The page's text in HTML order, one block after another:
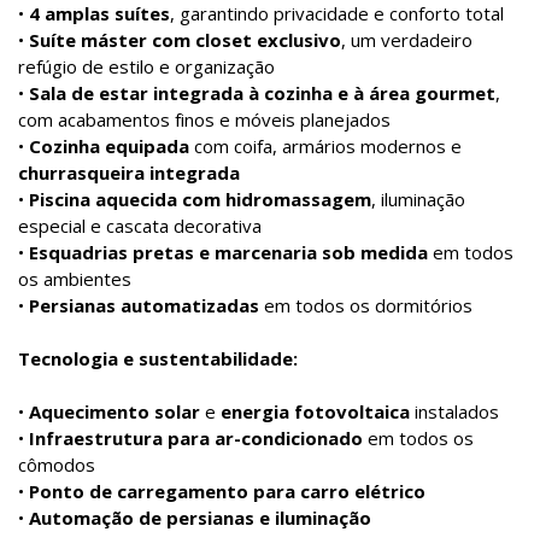
• 4 amplas suítes, garantindo privacidade e conforto total
• Suíte máster com closet exclusivo, um verdadeiro
refúgio de estilo e organização
• Sala de estar integrada à cozinha e à área gourmet,
com acabamentos finos e móveis planejados
• Cozinha equipada com coifa, armários modernos e
churrasqueira integrada
• Piscina aquecida com hidromassagem, iluminação
especial e cascata decorativa
• Esquadrias pretas e marcenaria sob medida em todos
os ambientes
• Persianas automatizadas em todos os dormitórios
Tecnologia e sustentabilidade:
• Aquecimento solar e energia fotovoltaica instalados
• Infraestrutura para ar-condicionado em todos os
cômodos
• Ponto de carregamento para carro elétrico
• Automação de persianas e iluminação